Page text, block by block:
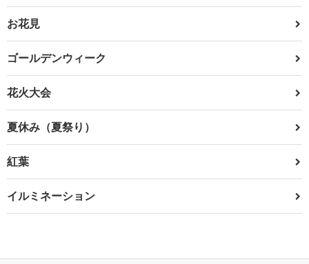
お花見
ゴールデンウィーク
花火大会
夏休み（夏祭り）
紅葉
イルミネーション